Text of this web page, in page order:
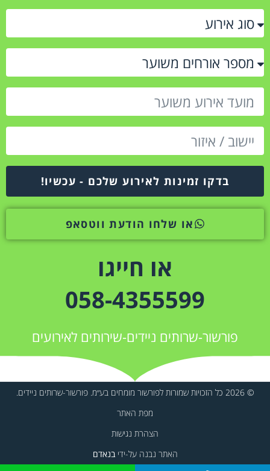
בדקו זמינות לאירוע שלכם - עכשיו!
או שלחו הודעת ווטסאפ
או חייגו
058-4355599
פורשור-שרותים ניידים-שירותים לאירועים
© 2026 כל הזכויות שמורות לפורשור מומחים בע״מ. פורשור-שרותים ניידים.
מפת האתר
הצהרת נגישות
האתר נבנה על-ידיבנאדם